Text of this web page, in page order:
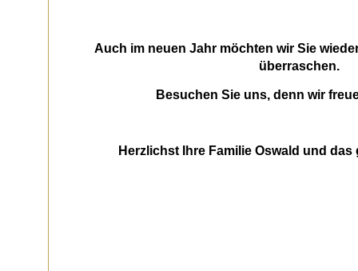
Auch im neuen Jahr möchten wir Sie
überraschen.
Besuchen Sie uns, denn wir
Herzlichst Ihre Familie Oswald und das